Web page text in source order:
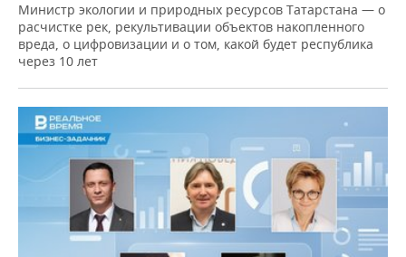
Министр экологии и природных ресурсов Татарстана — о
расчистке рек, рекультивации объектов накопленного
вреда, о цифровизации и о том, какой будет республика
через 10 лет